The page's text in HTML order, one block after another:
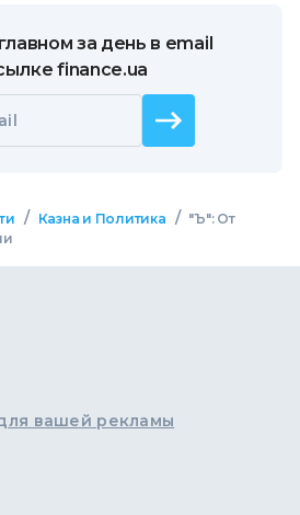
за день в email
finance.ua
/ Казна и Политика / "Ъ": От
вашей рекламы